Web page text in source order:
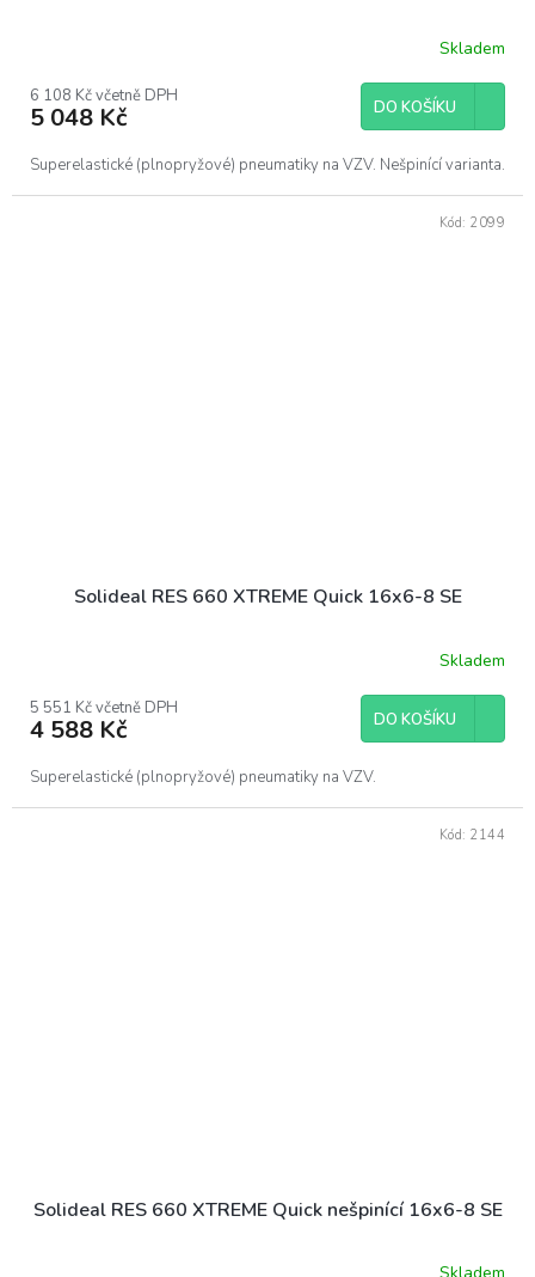
Skladem
6 108 Kč včetně DPH
5 048 Kč DO KOŠÍKU
Superelastické (plnopryžové) pneumatiky na VZV. Nešpinící varianta.
Solideal RES 660 XTREME Quick 16x6-8 SE
Skladem
5 551 Kč včetně DPH
4 588 Kč DO KOŠÍKU
Superelastické (plnopryžové) pneumatiky na VZV.
Kód: 2099
Solideal RES 660 XTREME Quick nešpinící 16x6-8 SE
Kód: 2144